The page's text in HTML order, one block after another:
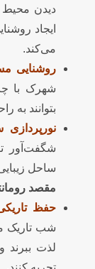
دیدن
ایجاد
می‌کند.
روشنایی
شهرک با
بتوانند به
نورپردازی
شگفت‌آور
ساحل
مقصد
حفظ
شب تاریک
لذت ببرند